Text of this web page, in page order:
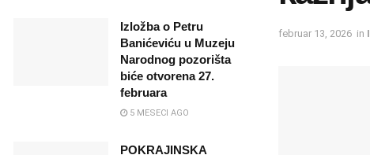
februar 13, 2026 in
Izložba o Petru
Banićeviću u Muzeju
Narodnog pozorišta
biće otvorena 27.
februara
5 MESECI AGO
POKRAJINSKA